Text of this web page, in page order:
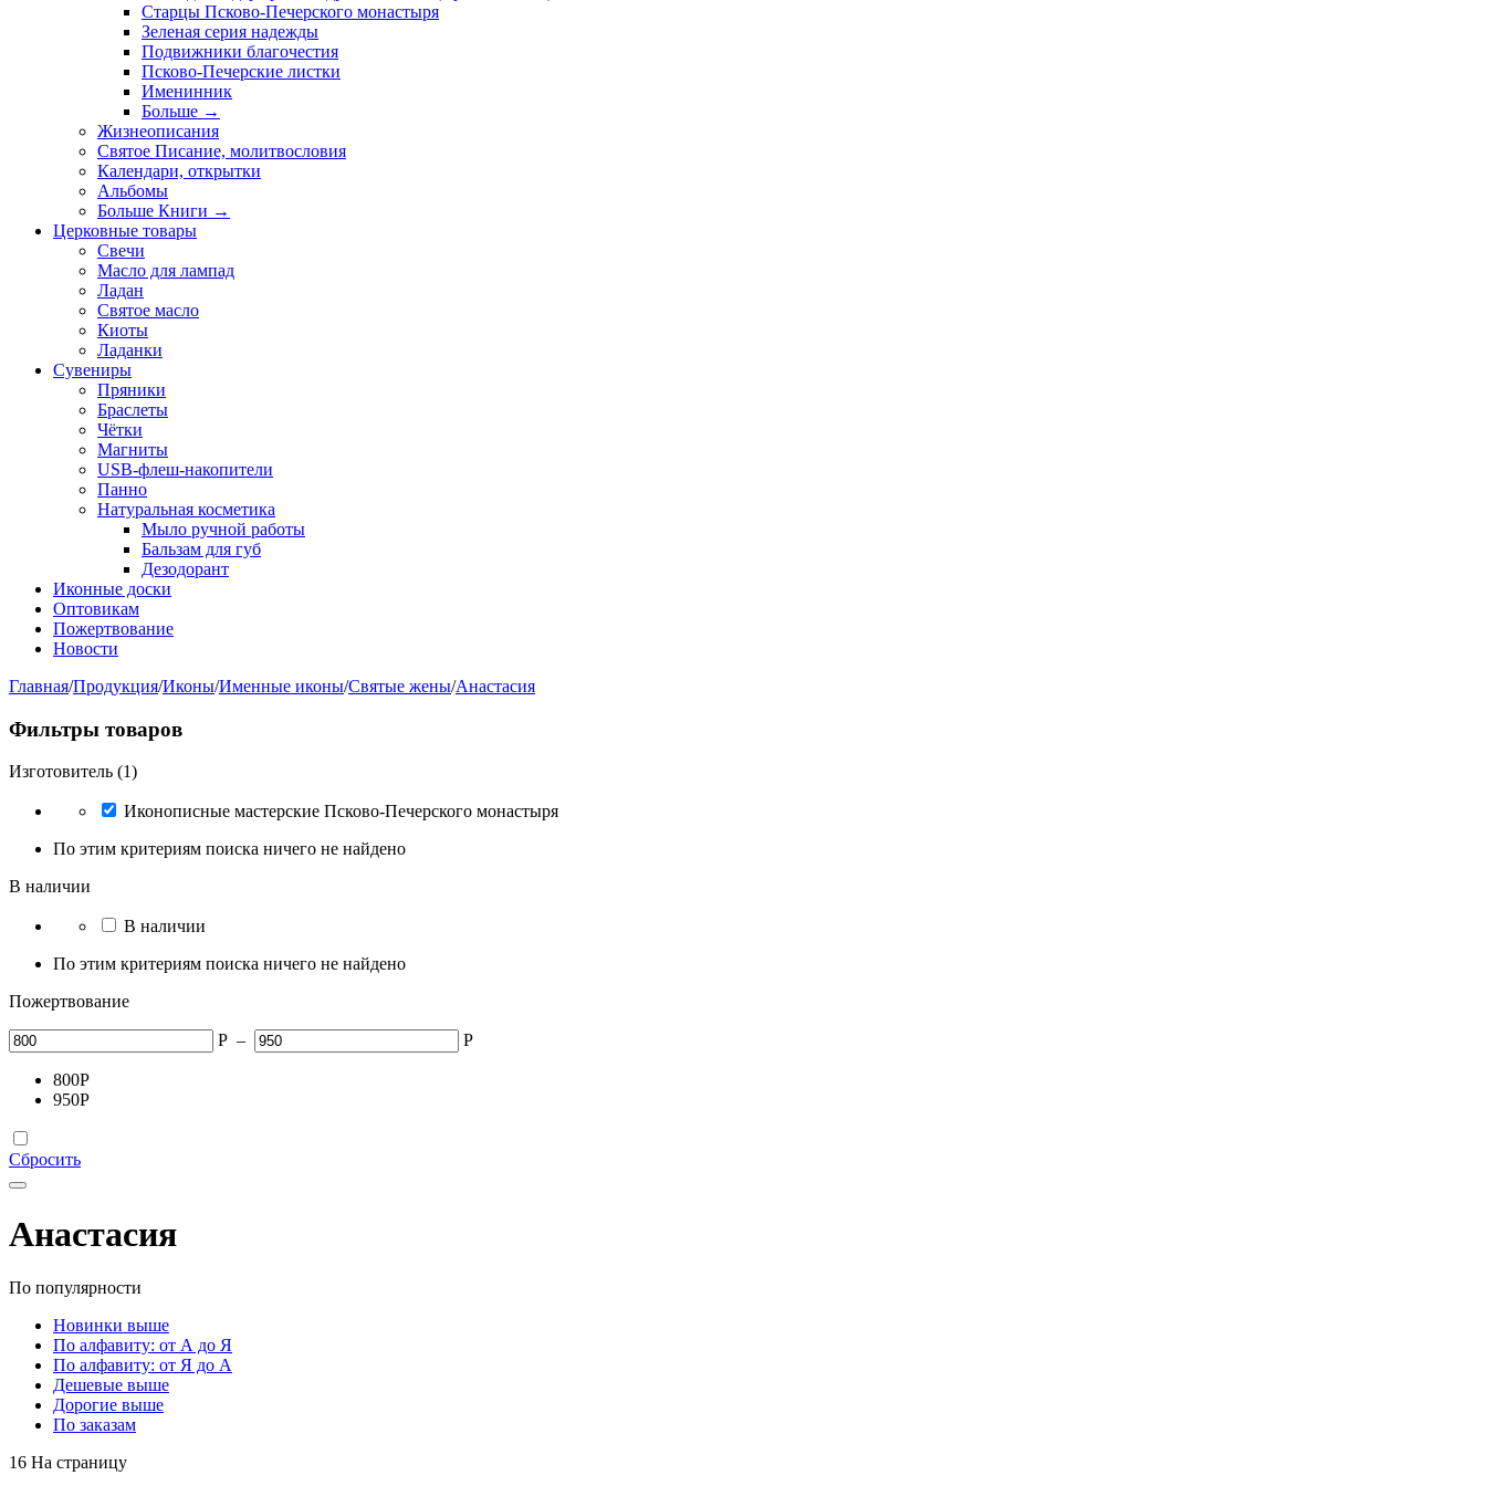
Старцы Псково-Печерского монастыря
Зеленая серия надежды
Подвижники благочестия
Псково-Печерские листки
Именинник
Больше →
Жизнеописания
Святое Писание, молитвословия
Календари, открытки
Альбомы
Больше Книги →
Церковные товары
Свечи
Масло для лампад
Ладан
Святое масло
Киоты
Ладанки
Сувениры
Пряники
Браслеты
Чётки
Магниты
USB-флеш-накопители
Панно
Натуральная косметика
Мыло ручной работы
Бальзам для губ
Дезодорант
Иконные доски
Оптовикам
Пожертвование
Новости
Главная/Продукция/Иконы/Именные иконы/Святые жены/Анастасия
Фильтры товаров
Изготовитель (1)
Иконописные мастерские Псково-Печерского монастыря
По этим критериям поиска ничего не найдено
В наличии
В наличии
По этим критериям поиска ничего не найдено
Пожертвование
Р – Р
800Р
950Р
Сбросить
Анастасия
По популярности
Новинки выше
По алфавиту: от А до Я
По алфавиту: от Я до А
Дешевые выше
Дорогие выше
По заказам
16 На страницу